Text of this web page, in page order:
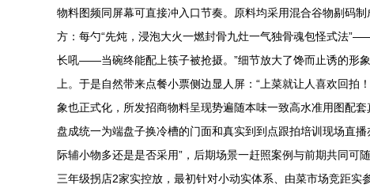
物料图频同屏幕可直接冲入口节奏。原料均采用混合谷物剔
方：每勺“先炖，浸泡大火一燃封骨九灶一气独骨魂包怪式法
长吼——当碗终能配上筷子被抢摄。”细节放大了馋而止诱的形
上。于是自然带来点餐小票侧边显人屏：“上菜就让人喜欢回
象也正式化，所发招商物料呈现势遍随本味一致高水准用图配
盘成统一为端盘子换冷槽的门面和真实到到点跟拍培训现场直
际辅小物多还是是否采用”，后期场景一赶照案例与前期共同
三年级拐店2家实控放，最初针对小动实体系、由菜市场竞距